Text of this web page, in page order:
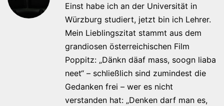
Einst habe ich an der Universität in
Würzburg studiert, jetzt bin ich Lehrer.
Mein Lieblingszitat stammt aus dem
grandiosen österreichischen Film
Poppitz: „Dänkn däaf mass, soogn liaba
neet“ – schließlich sind zumindest die
Gedanken frei – wer es nicht
verstanden hat: „Denken darf man es,